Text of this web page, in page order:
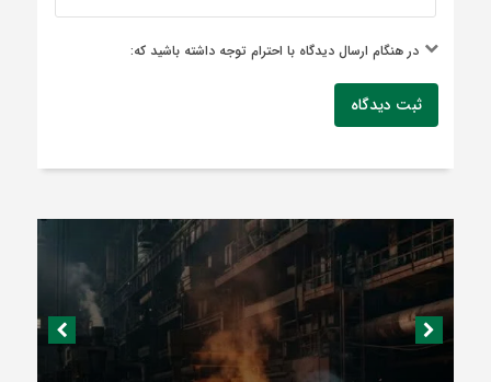
در هنگام ارسال دیدگاه با احترام توجه داشته باشید که:
ثبت دیدگاه